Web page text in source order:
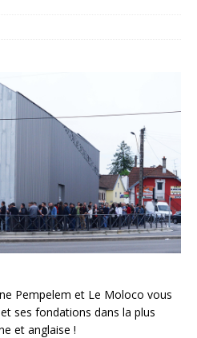
Pempelem et Le Moloco vous
ses fondations dans la plus
et anglaise !